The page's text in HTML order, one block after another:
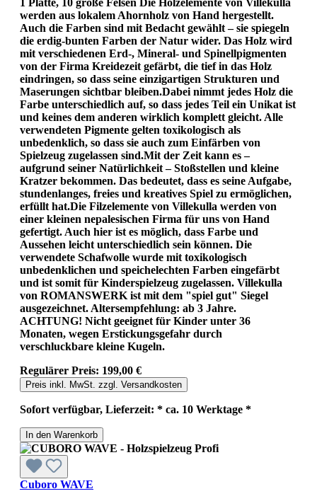
werden aus lokalem Ahornholz von Hand hergestellt.
Auch die Farben sind mit Bedacht gewählt – sie spiegeln
die erdig-bunten Farben der Natur wider. Das Holz wird
mit verschiedenen Erd-, Mineral- und Spinellpigmenten
von der Firma Kreidezeit gefärbt, die tief in das Holz
eindringen, so dass seine einzigartigen Strukturen und
Maserungen sichtbar bleiben.Dabei nimmt jedes Holz die
Farbe unterschiedlich auf, so dass jedes Teil ein Unikat ist
und keines dem anderen wirklich komplett gleicht. Alle
verwendeten Pigmente gelten toxikologisch als
unbedenklich, so dass sie auch zum Einfärben von
Spielzeug zugelassen sind.Mit der Zeit kann es –
aufgrund seiner Natürlichkeit – Stoßstellen und kleine
Kratzer bekommen. Das bedeutet, dass es seine Aufgabe,
stundenlanges, freies und kreatives Spiel zu ermöglichen,
erfüllt hat.Die Filzelemente von Villekulla werden von
einer kleinen nepalesischen Firma für uns von Hand
gefertigt. Auch hier ist es möglich, dass Farbe und
Aussehen leicht unterschiedlich sein können. Die
verwendete Schafwolle wurde mit toxikologisch
unbedenklichen und speichelechten Farben eingefärbt
und ist somit für Kinderspielzeug zugelassen. Villekulla
von ROMANSWERK ist mit dem "spiel gut" Siegel
ausgezeichnet. Altersempfehlung: ab 3 Jahre.
ACHTUNG! Nicht geeignet für Kinder unter 36
Monaten, wegen Erstickungsgefahr durch
verschluckbare kleine Kugeln.
Regulärer Preis: 199,00 €
Preis inkl. MwSt. zzgl. Versandkosten
Sofort verfügbar, Lieferzeit: * ca. 10 Werktage *
In den Warenkorb
Cuboro WAVE